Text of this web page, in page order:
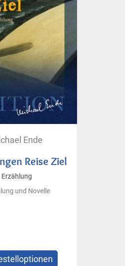
Ende
Reise Ziel
Erzählung
und Novelle